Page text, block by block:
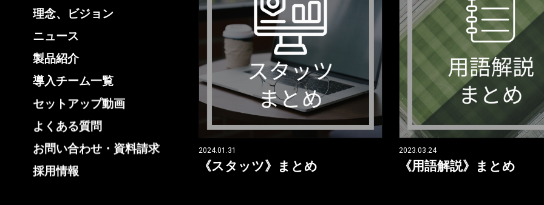
理念、ビジョン
ニュース
製品紹介
導入チーム一覧
セットアップ動画
よくある質問
お問い合わせ・資料請求
採用情報
2024.01.31
《スタッツ》まとめ
2023.03.24
《用語解説》まとめ